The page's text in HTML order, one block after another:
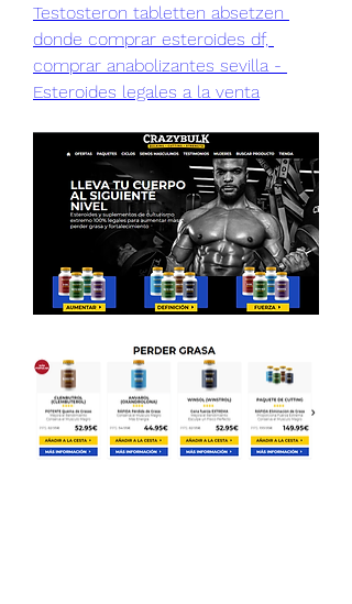
Testosteron tabletten absetzen
donde comprar esteroides df,
comprar anabolizantes sevilla -
Esteroides legales a la venta